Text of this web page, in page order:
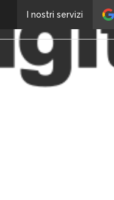
I nostri servizi